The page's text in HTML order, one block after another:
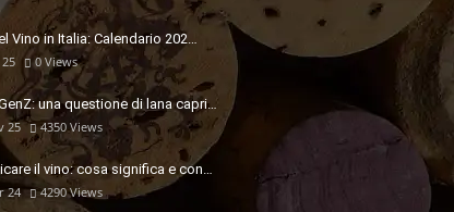
Vino in Italia: Calendario 202…
0 Views
una questione di lana capri…
25
4350 Views
il vino: cosa significa e con…
24
4290Views